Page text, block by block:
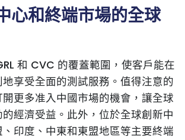
心和終端市場的全球
和 CVC 的覆蓋範圍，使客戶能在
享受全面的測試服務。值得注意的
更多准入中國市場的機會，讓全球
經濟受益。此外，位於全球創新中
印度、中東和東盟地區等主要終端